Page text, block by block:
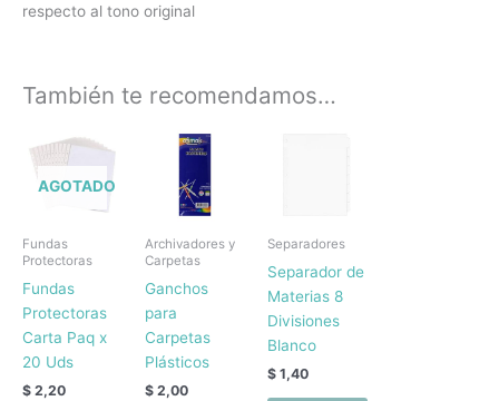
respecto al tono original
También te recomendamos…
AGOTADO
Fundas
Protectoras
Fundas
Protectoras
Carta Paq x
20 Uds
$ 2,20
Archivadores y
Carpetas
Ganchos
para
Carpetas
Plásticos
$2,00
Separadores
Separador de
Materias 8
Divisiones
Blanco
$1,40